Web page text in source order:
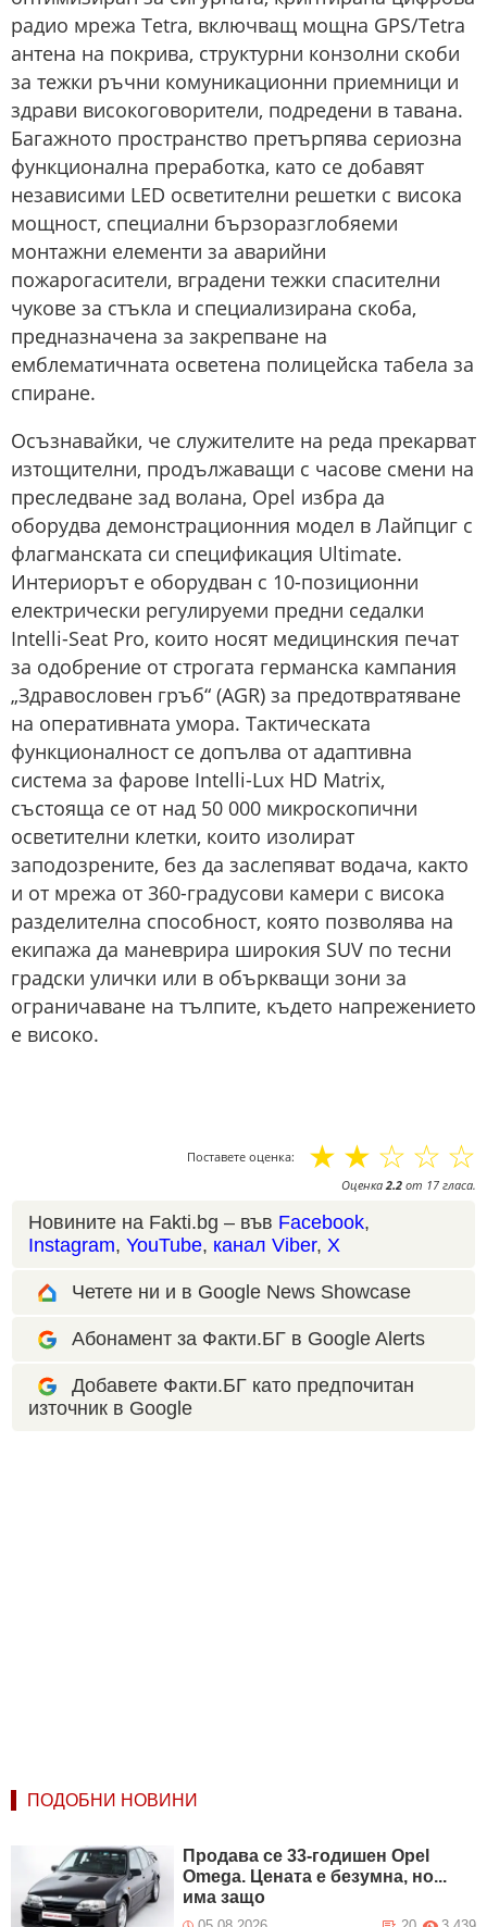
радио мрежа Tetra, включващ мощна GPS/Tetra
антена на покрива, структурни конзолни скоби
за тежки ръчни комуникационни приемници и
здрави високоговорители, подредени в тавана.
Багажното пространство претърпява сериозна
функционална преработка, като се добавят
независими LED осветителни решетки с висока
мощност, специални бързоразглобяеми
монтажни елементи за аварийни
пожарогасители, вградени тежки спасителни
чукове за стъкла и специализирана скоба,
предназначена за закрепване на
емблематичната осветена полицейска табела за
спиране.
Осъзнавайки, че служителите на реда прекарват
изтощителни, продължаващи с часове смени на
преследване зад волана, Opel избра да
оборудва демонстрационния модел в Лайпциг с
флагманската си спецификация Ultimate.
Интериорът е оборудван с 10-позиционни
електрически регулируеми предни седалки
Intelli-Seat Pro, които носят медицинския печат
за одобрение от строгата германска кампания
„Здравословен гръб“ (AGR) за предотвратяване
на оперативната умора. Тактическата
функционалност се допълва от адаптивна
система за фарове Intelli-Lux HD Matrix,
състояща се от над 50 000 микроскопични
осветителни клетки, които изолират
заподозрените, без да заслепяват водача, както
и от мрежа от 360-градусови камери с висока
разделителна способност, която позволява на
екипажа да маневрира широкия SUV по тесни
градски улички или в объркващи зони за
ограничаване на тълпите, където напрежението
е високо.
Поставете оценка: ☆
☆
☆
☆
☆
Оценка 2.2 от 17 гласа.
Новините на Fakti.bg – във Facebook,
Instagram, YouTube, канал Viber, X
Четете ни и в Google News Showcase
Абонамент за Факти.БГ в Google Alerts
Добавете Факти.БГ като предпочитан
източник в Google
ПОДОБНИ НОВИНИ
Продава се 33-годишен Opel
Omega. Цената е безумна, но...
има защо